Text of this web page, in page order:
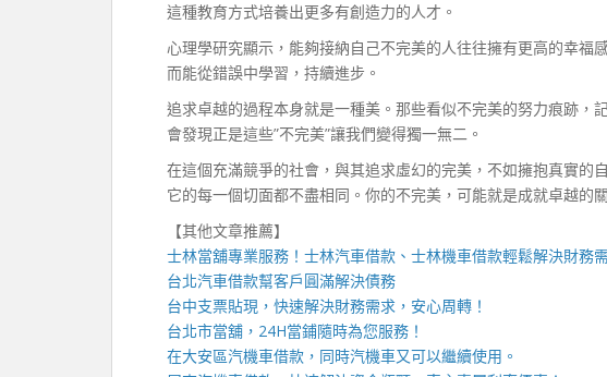
這種教育方式培養出更多有創造力的人才。
心理學研究顯示，能夠接納自己不完美的人往往擁有更高的幸福
而能從錯誤中學習，持續進步。
追求卓越的過程本身就是一種美。那些看似不完美的努力痕跡，
會發現正是這些”不完美”讓我們變得獨一無二。
在這個充滿競爭的社會，與其追求虛幻的完美，不如擁抱真實的
它的每一個切面都不盡相同。你的不完美，可能就是成就卓越的
【其他文章推薦】
士林當舖專業服務！ 士林汽車借款 、 士林機車借款輕鬆解決財務
台北汽車借款幫客戶圓滿解決債務
台中支票貼現 ，快速解決財務需求，安心周轉！
台北市當舖， 24H當鋪隨時為您服務！
在大安區汽機車借款 ，同時汽機車又可以繼續使用。